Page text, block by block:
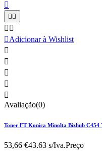

 
 
Adicionar à Wishlist





Avaliação(0)
Toner FT Konica Minolta Bizhub
53,66 €43.63 s/Iva.Preço